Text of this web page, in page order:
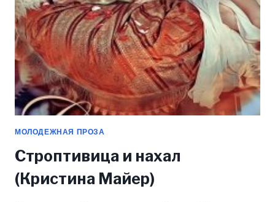
МОЛОДЕЖНАЯ ПРОЗА
Строптивица и нахал
(Кристина Майер)